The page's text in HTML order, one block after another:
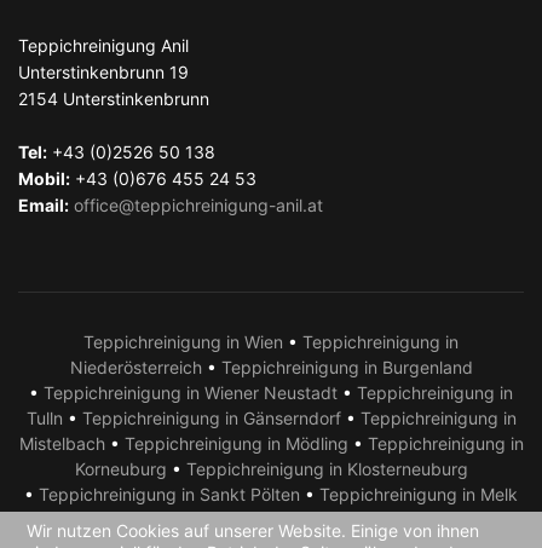
Teppichreinigung Anil
Unterstinkenbrunn 19
2154 Unterstinkenbrunn
Tel: +43 (0)2526 50 138
Mobil: +43 (0)676 455 24 53
Email: office@teppichreinigung-anil.at
Teppichreinigung in Wien • Teppichreinigung in
Niederösterreich• Teppichreinigung in Burgenland
• Teppichreinigung in Wiener Neustadt • Teppichreinigung in
Tulln • Teppichreinigung in Gänserndorf• Teppichreinigung in
Mistelbach• Teppichreinigung in Mödling • Teppichreinigung in
Korneuburg • Teppichreinigung in Klosterneuburg
• Teppichreinigung in Sankt Pölten • Teppichreinigung in Melk
Teppichreinigung in Krems
Teppichreinigung in Amstetten
Wir nutzen Cookies auf unserer Website. Einige von ihnen